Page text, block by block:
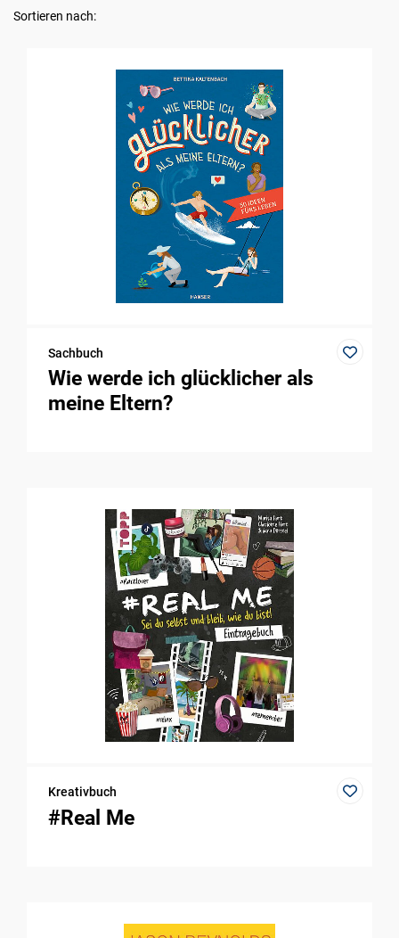
Sortieren nach:
Sachbuch
Wie werde ich glücklicher als
meine Eltern?
Kreativbuch
#Real Me